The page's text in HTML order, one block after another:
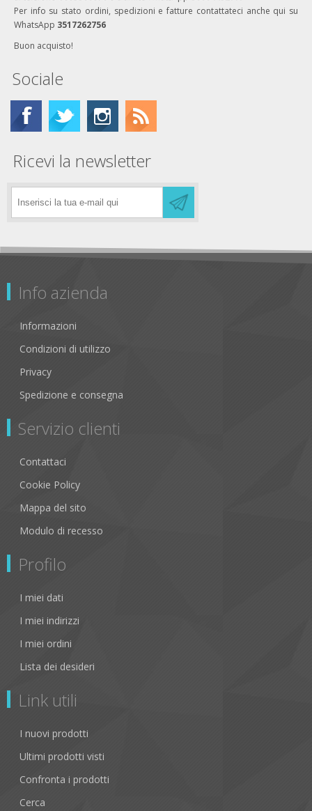
Per info su stato ordini, spedizioni e fatture contattateci anche qui su
WhatsApp 3517262756
Buon acquisto!
Sociale
Ricevi la newsletter
Info azienda
Informazioni
Condizioni di utilizzo
Privacy
Spedizione e consegna
Servizio clienti
Contattaci
Cookie Policy
Mappa del sito
Modulo di recesso
Profilo
I miei dati
I miei indirizzi
I miei ordini
Lista dei desideri
Link utili
I nuovi prodotti
Ultimi prodotti visti
Confronta i prodotti
Cerca